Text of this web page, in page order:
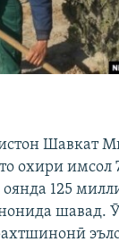
RL
Шавкат
охири
125
шавад.